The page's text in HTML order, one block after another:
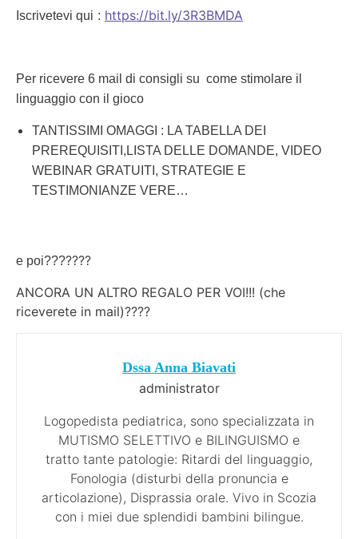
Iscrivetevi qui : https://bit.ly/3R3BMDA
Per ricevere 6 mail di consigli su come stimolare il
linguaggio con il gioco
TANTISSIMI OMAGGI : LA TABELLA DEI
PREREQUISITI,LISTA DELLE DOMANDE, VIDEO
WEBINAR GRATUITI, STRATEGIE E
TESTIMONIANZE VERE…
e poi???????
ANCORA UN ALTRO REGALO PER VOI!!! (che
riceverete in mail)????
Dssa Anna Biavati
administrator
Logopedista pediatrica, sono specializzata in
MUTISMO SELETTIVO e BILINGUISMO e
tratto tante patologie: Ritardi del linguaggio,
Fonologia (disturbi della pronuncia e
articolazione), Disprassia orale. Vivo in Scozia
con i miei due splendidi bambini bilingue.